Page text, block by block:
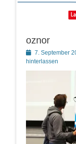
oznor
Posted
on
7. September
hinterlassen